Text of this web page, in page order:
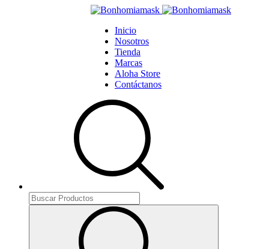
Inicio
Nosotros
Tienda
Marcas
Aloha Store
Contáctanos